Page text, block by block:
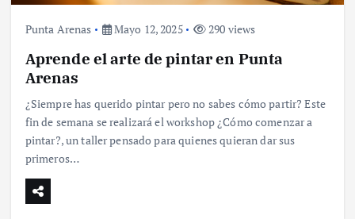
Punta Arenas Mayo 12, 2025 290 views
Aprende el arte de pintar en Punta
Arenas
¿Siempre has querido pintar pero no sabes cómo partir? Este
fin de semana se realizará el workshop ¿Cómo comenzar a
pintar?, un taller pensado para quienes quieran dar sus
primeros…